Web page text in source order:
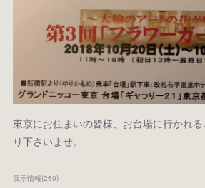
東京にお住まいの皆様、お台場に行かれ
り下さいませ。
展示情報(260)